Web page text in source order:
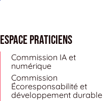
Espace Praticiens
Commission IA et
numérique
Commission
Écoresponsabilité et
développement durable